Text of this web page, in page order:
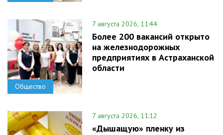
Общество
7 августа 2026, 11:44
Более 200 вакансий открыто
на железнодорожных
предприятиях в Астраханской
области
7 августа 2026, 11:12
«Дышащую» пленку из